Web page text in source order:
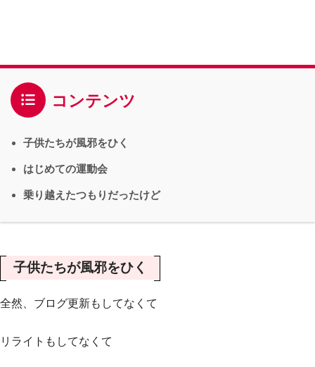
コンテンツ
子供たちが風邪をひく
はじめての運動会
乗り越えたつもりだったけど
子供たちが風邪をひく
全然、ブログ更新もしてなくて
リライトもしてなくて